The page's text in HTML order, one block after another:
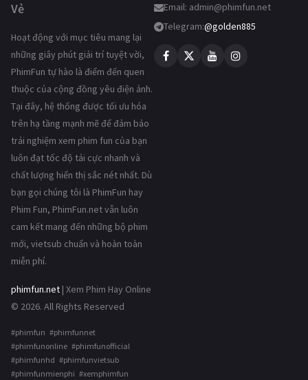
Vẻ
Hoạt động với mục tiêu mang lại
những giây phút giải trí tuyệt vời,
PhimFun tự hào là điểm đến quen
thuộc của cộng đồng yêu điện ảnh.
Tại đây, hệ thống được tối ưu hóa
trên hạ tầng mạnh mẽ để đảm bảo
trải nghiệm xem phim fun của bạn
luôn đạt tốc độ tải cực nhanh và
chất lượng hiển thị sắc nét nhất. Dù
bạn gọi chúng tôi là PhimFun hay
Phim Fun, PhimFun.net vẫn luôn
cam kết mang đến những bộ phim
mới, vietsub chuẩn và hoàn toàn
miễn phí.
phimfun.net | Xem Phim Hay Online
© 2026. All Rights Reserved
#phimfun #phimfunnet
#phimfunonline #phimfunofficial
#phimfunhd #phimfunvietsub
#phimfunmienphi #xemphimfun
Email: admin@phimfun.net
Telegram:@golden885